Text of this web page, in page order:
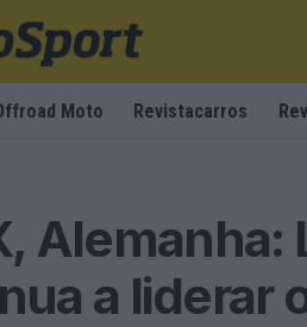
Moto Revistacarros
Alemanha:
a liderar